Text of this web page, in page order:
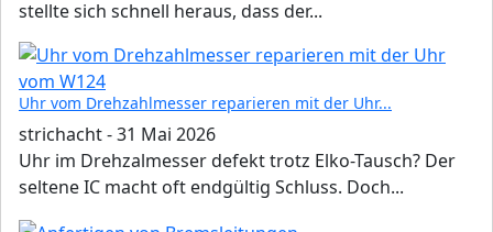
stellte sich schnell heraus, dass der...
Uhr vom Drehzahlmesser reparieren mit der Uhr...
strichacht-31 Mai 2026
Uhr im Drehzalmesser defekt trotz Elko-Tausch? Der
seltene IC macht oft endgültig Schluss. Doch...